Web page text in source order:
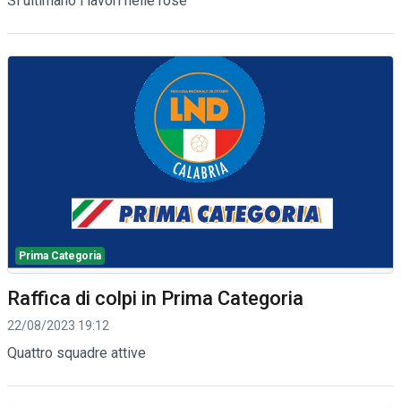
Prima Categoria
Raffica di colpi in Prima Categoria
22/08/2023 19:12
Quattro squadre attive